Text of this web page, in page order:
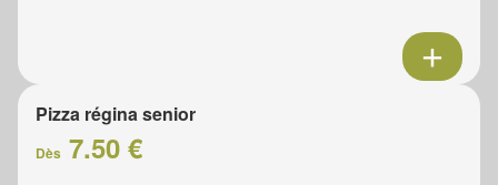
Pizza régina senior
Dès 7.50 €